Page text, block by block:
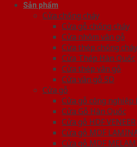
Sản phẩm
Cửa chống cháy
Cửa gỗ chống cháy
Cửa nhôm vân gỗ
Cửa thép chống cháy
Cửa Thép Hàn Quốc
Cửa thép vân gỗ
Cửa vân gỗ 5D
Cửa gỗ
Cửa gỗ công nghiệp
Cửa Gỗ Hàn Quốc
Cửa gỗ HDF VENEER
Cửa gỗ MDF
Cửa gỗ MDF